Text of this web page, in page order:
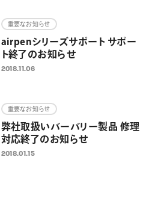
重要なお知らせ
airpenシリーズサポート サポー
ト終了のお知らせ
2018.11.06
重要なお知らせ
弊社取扱いバーバリー製品 修理
対応終了のお知らせ
2018.01.15